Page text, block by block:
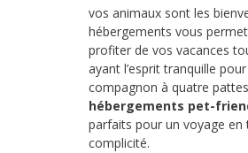
vos animaux sont les
hébergements vous
profiter de vos vacances
ayant l’esprit tranquille
compagnon à quatre
hébergements pet-
parfaits pour un voyage en
complicité.